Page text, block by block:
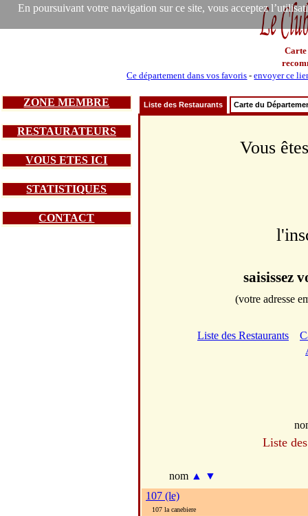
En poursuivant votre navigation sur ce site, vous acceptez
Carte
Ce département dans vos favoris -envoyer ce
ZONE MEMBRE
RESTAURATEURS
VOUS ETES ICI
STATISTIQUES
CONTACT
Liste des Restaurants Carte du
Vous
saisissez
(votre adresse
Liste des Restaurants
Liste
nom ▲
▼
107 (le)
107 la canebiere